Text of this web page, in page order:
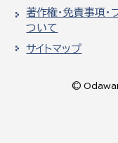
著作権・免責事項・
ついて
サイトマップ
©